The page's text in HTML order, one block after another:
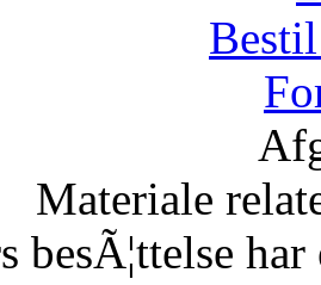
Materiale
besÃ¦ttelse